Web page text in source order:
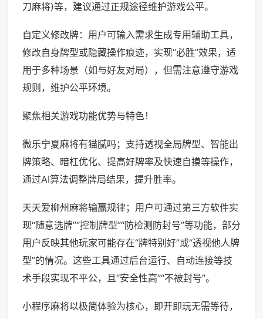
刀麻将)等，建议通过正规途径维护游戏公平。
自定义修改牌：用户可输入需求生成专用辅助工具，
修改自身牌型或隐藏操作痕迹，实现“必胜”效果，适
用于多种场景（如与好友对局），但需注意遵守游戏
规则，维护公平环境。
聚焦相关游戏功能优势与特色！
微乐宁夏麻将有猫腻吗；支持透视全局牌型、智能出
牌策略、暗杠优化、提高好牌率及快速自摸等操作，
通过AI算法调整牌局结果，提升胜率。
天天爱柳州麻将输赢规律；用户可通过第三方软件实
现“随意选牌”“控制牌型”“防检测防封号”等功能，部分
用户反映其他玩家可能存在“牌特别好”或“透视他人牌
型”的情况。这些工具通过后台运行、自动连接等技
术手段实现不平公，且“安全性高”“不被封号”。
小程序麻将以极简体验为核心，即开即玩无需等待，